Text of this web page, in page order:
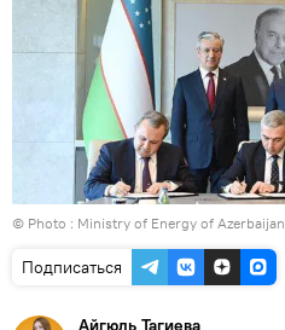
© Photo : Ministry of Energy of Azerbaijan
Подписаться
Айгюль Тагиева